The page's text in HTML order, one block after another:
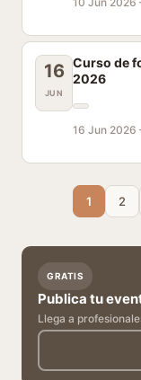
16
JUN
Curso de
2026
16 Jun 2026
1 2
GRATIS
Publica tu
Llega a